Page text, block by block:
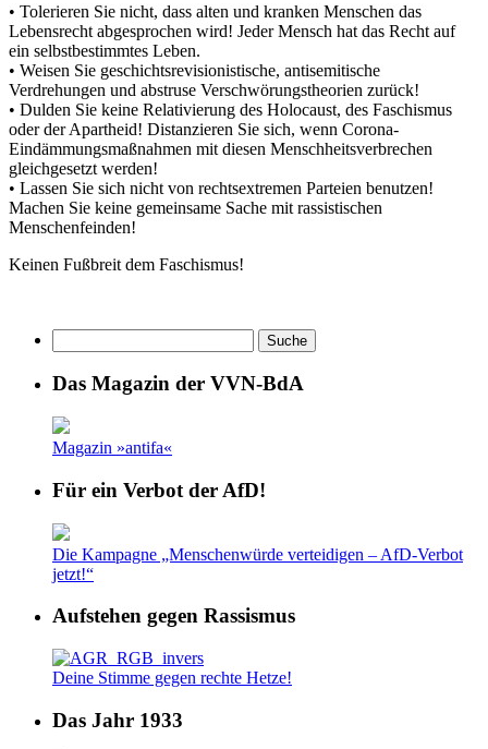
• Tolerieren Sie nicht, dass alten und kranken Menschen das
Lebensrecht abgesprochen wird! Jeder Mensch hat das Recht auf
ein selbstbestimmtes Leben.
• Weisen Sie geschichtsrevisionistische, antisemitische
Verdrehungen und abstruse Verschwörungstheorien zurück!
• Dulden Sie keine Relativierung des Holocaust, des Faschismus
oder der Apartheid! Distanzieren Sie sich, wenn Corona-
Eindämmungsmaßnahmen mit diesen Menschheitsverbrechen
gleichgesetzt werden!
• Lassen Sie sich nicht von rechtsextremen Parteien benutzen!
Machen Sie keine gemeinsame Sache mit rassistischen
Menschenfeinden!
Keinen Fußbreit dem Faschismus!
Das Magazin der VVN-BdA
Magazin »antifa«
Für ein Verbot der AfD!
Die Kampagne „Menschenwürde verteidigen – AfD-Verbot
jetzt!“
Aufstehen gegen Rassismus
Deine Stimme gegen rechte Hetze!
Das Jahr 1933